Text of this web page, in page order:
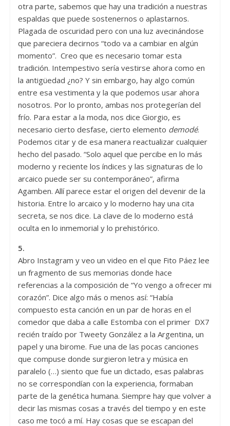
otra parte, sabemos que hay una tradición a nuestras
espaldas que puede sostenernos o aplastarnos.
Plagada de oscuridad pero con una luz avecinándose
que pareciera decirnos “todo va a cambiar en algún
momento”. Creo que es necesario tomar esta
tradición. Intempestivo sería vestirse ahora como en
la antigüedad ¿no? Y sin embargo, hay algo común
entre esa vestimenta y la que podemos usar ahora
nosotros. Por lo pronto, ambas nos protegerían del
frío. Para estar a la moda, nos dice Giorgio, es
necesario cierto desfase, cierto elemento demodé.
Podemos citar y de esa manera reactualizar cualquier
hecho del pasado. “Solo aquel que percibe en lo más
moderno y reciente los índices y las signaturas de lo
arcaico puede ser su contemporáneo”, afirma
Agamben. Allí parece estar el origen del devenir de la
historia. Entre lo arcaico y lo moderno hay una cita
secreta, se nos dice. La clave de lo moderno está
oculta en lo inmemorial y lo prehistórico.
5.
Abro Instagram y veo un video en el que Fito Páez lee
un fragmento de sus memorias donde hace
referencias a la composición de “Yo vengo a ofrecer mi
corazón”. Dice algo más o menos así: “Había
compuesto esta canción en un par de horas en el
comedor que daba a calle Estomba con el primer DX7
recién traído por Tweety González a la Argentina, un
papel y una birome. Fue una de las pocas canciones
que compuse donde surgieron letra y música en
paralelo (…) siento que fue un dictado, esas palabras
no se correspondían con la experiencia, formaban
parte de la genética humana. Siempre hay que volver a
decir las mismas cosas a través del tiempo y en este
caso me tocó a mí. Hay cosas que se escapan del